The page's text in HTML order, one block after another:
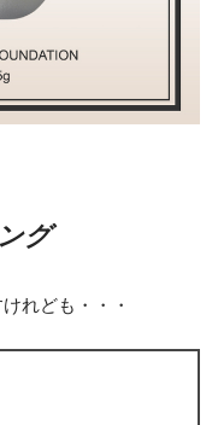
グ
れども・・・